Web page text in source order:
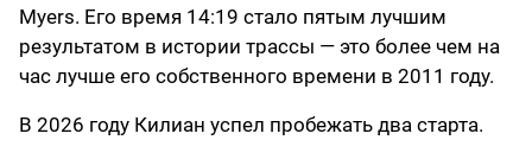
Myers. Его время 14:19 стало пятым лучшим
результатом в истории трассы — это более чем на
час лучше его собственного времени в 2011 году.
В 2026 году Килиан успел пробежать два старта.